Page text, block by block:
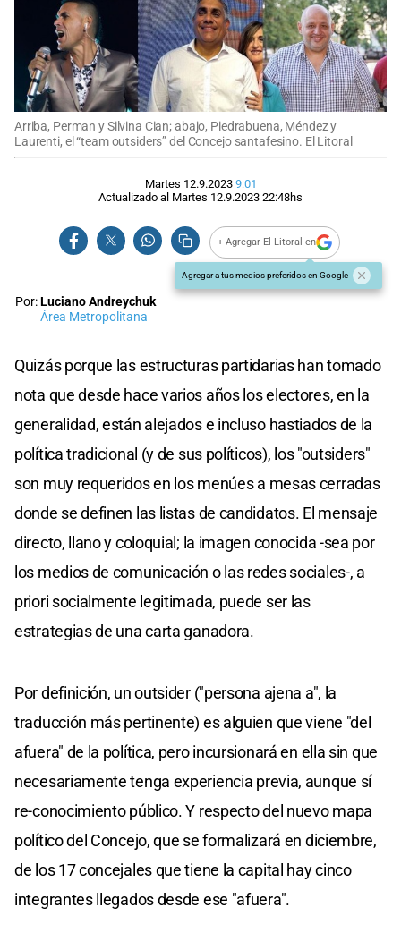
Arriba, Perman y Silvina Cian; abajo, Piedrabuena, Méndez y
Laurenti, el “team outsiders” del Concejo santafesino. El Litoral
Martes 12.9.2023 9:01
Actualizado al Martes 12.9.2023 22:48hs
+ Agregar El Litoral en
Agregar a tus medios preferidos en Google
Por:Luciano Andreychuk
Área Metropolitana
Quizás porque las estructuras partidarias han tomado
nota que desde hace varios años los electores, en la
generalidad, están alejados e incluso hastiados de la
política tradicional (y de sus políticos), los "outsiders"
son muy requeridos en los menúes a mesas cerradas
donde se definen las listas de candidatos. El mensaje
directo, llano y coloquial; la imagen conocida -sea por
los medios de comunicación o las redes sociales-, a
priori socialmente legitimada, puede ser las
estrategias de una carta ganadora.
Por definición, un outsider ("persona ajena a", la
traducción más pertinente) es alguien que viene "del
afuera" de la política, pero incursionará en ella sin que
necesariamente tenga experiencia previa, aunque sí
re-conocimiento público. Y respecto del nuevo mapa
político del Concejo, que se formalizará en diciembre,
de los 17 concejales que tiene la capital hay cinco
integrantes llegados desde ese "afuera".